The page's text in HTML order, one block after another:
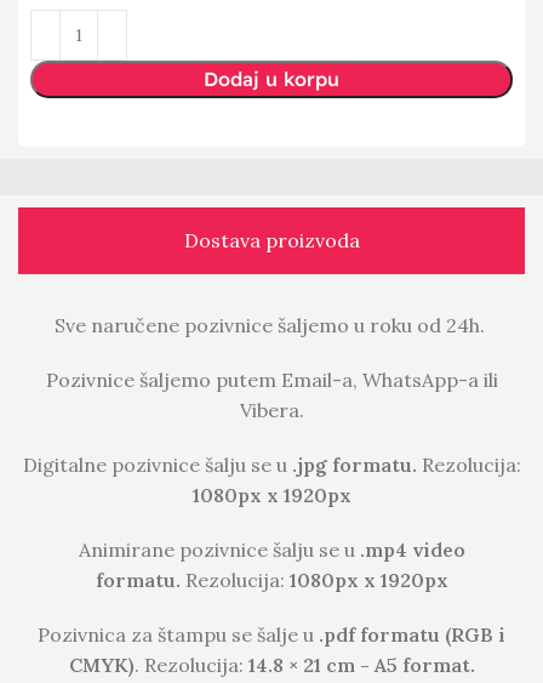
Dodaj u korpu
Dostava proizvoda
Sve naručene pozivnice šaljemo u roku od 24h.
Pozivnice šaljemo putem Email-a, WhatsApp-a ili
Vibera.
Digitalne pozivnice šalju se u .jpg formatu. Rezolucija:
1080px x 1920px
Animirane pozivnice šalju se u .mp4 video
formatu. Rezolucija: 1080px x 1920px
Pozivnica za štampu se šalje u .pdf formatu (RGB i
CMYK). Rezolucija: 14.8 × 21 cm - A5 format.